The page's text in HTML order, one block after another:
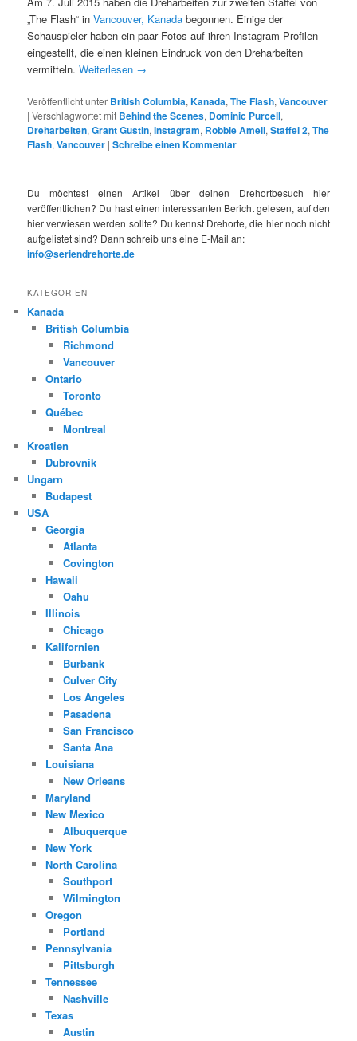
„The Flash“ inVancouver, Kanada begonnen. Einige der
Schauspieler haben ein paar Fotos auf ihren Instagram-Profilen
eingestellt, die einen kleinen Eindruck von den Dreharbeiten
vermitteln.Weiterlesen →
Veröffentlicht unter British Columbia,Kanada,The Flash,Vancouver
|Verschlagwortet mit Behind the Scenes, Dominic Purcell,
Dreharbeiten,Grant Gustin,Instagram, Robbie Amell,Staffel 2,The
Flash,Vancouver |Schreibe einen Kommentar
Du möchtest einen Artikel über deinen Drehortbesuch hier
veröffentlichen? Du hast einen interessanten Bericht gelesen, auf den
hier verwiesen werden sollte? Du kennst Drehorte, die hier noch nicht
aufgelistet sind? Dann schreib uns eine E-Mail an:
info@seriendrehorte.de
KATEGORIEN
Kanada
British Columbia
Richmond
Vancouver
Ontario
Toronto
Québec
Montreal
Kroatien
Dubrovnik
Ungarn
Budapest
USA
Georgia
Atlanta
Covington
Hawaii
Oahu
Illinois
Chicago
Kalifornien
Burbank
Culver City
Los Angeles
Pasadena
San Francisco
Santa Ana
Louisiana
New Orleans
Maryland
New Mexico
Albuquerque
New York
North Carolina
Southport
Wilmington
Oregon
Portland
Pennsylvania
Pittsburgh
Tennessee
Nashville
Texas
Austin